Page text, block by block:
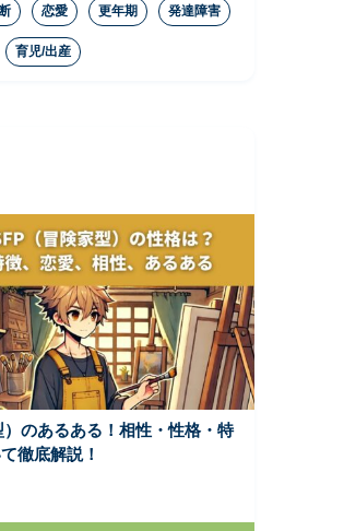
恋愛 更年期 発達障害
育児/出産
のあるある！相性・性格・特
徹底解説！